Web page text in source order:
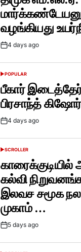
வழங்கியது
Post4 days ago
POSTED
POPULAR
பீகார்
பிரசாந்த்
Post4 days ago
POSTED
SCROLLER
காரைக்குடியில்
கல்வி
இலவச சமூக நல
முகாம் …
Post5 days ago